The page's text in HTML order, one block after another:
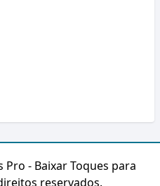
Pro - Baixar Toques para
reservados.